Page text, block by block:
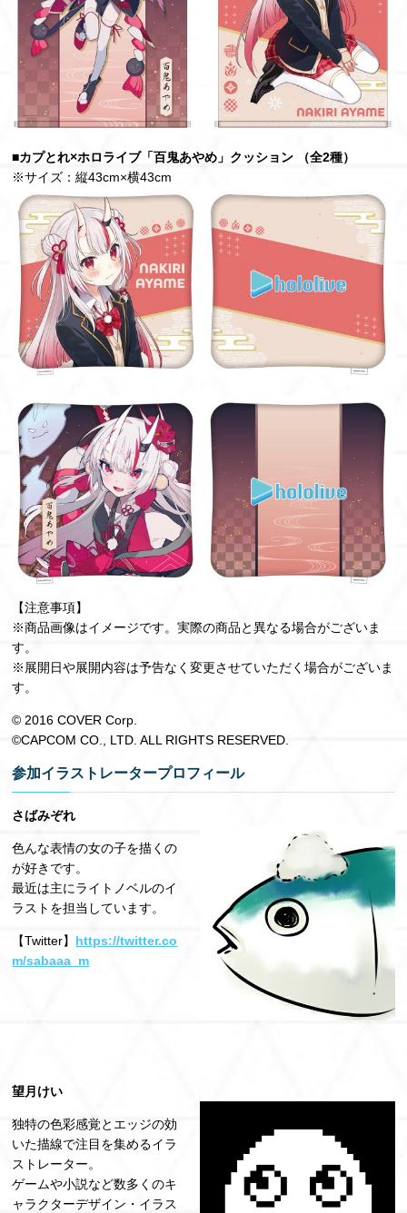
■カプとれ×ホロライブ「百鬼あやめ」クッション （全2種）
※サイズ：縦43cm×横43cm
【注意事項】
※商品画像はイメージです。実際の商品と異なる場合がございま
す。
※展開日や展開内容は予告なく変更させていただく場合がございま
す。
© 2016 COVER Corp.
©CAPCOM CO., LTD. ALL RIGHTS RESERVED.
参加イラストレータープロフィール
さばみぞれ
色んな表情の女の子を描くの
が好きです。
最近は主にライトノベルのイ
ラストを担当しています。
【Twitter】 https://twitter.co
m/sabaaa_m
望月けい
独特の色彩感覚とエッジの効
いた描線で注目を集めるイラ
ストレーター。
ゲームや小説など数多くのキ
ャラクターデザイン・イラス